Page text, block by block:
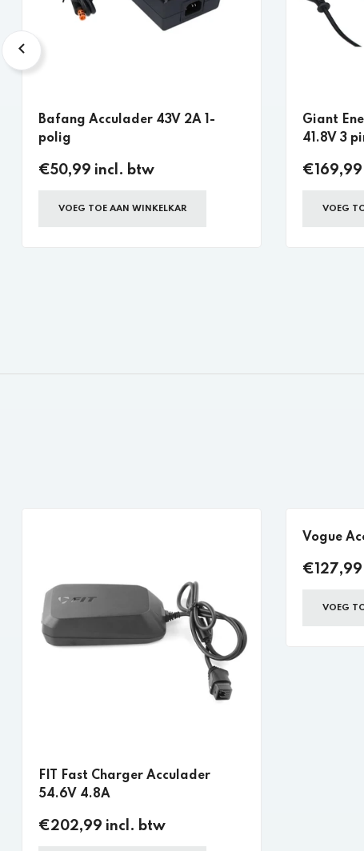
Bafang Acculader 43V 2A 1-
polig
€50,99 incl. btw
VOEG TOE AAN WINKELKAR
Giant
41.8V 3
VOEG
FIT Fast Charger Acculader
54.6V 4.8A
€202,99 incl. btw
Vogue
VOEG